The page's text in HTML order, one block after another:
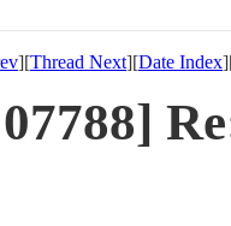
][Thread Next][Date Index